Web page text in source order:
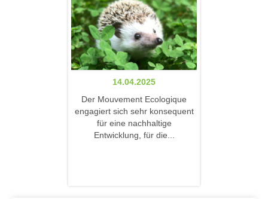
14.04.2025
Der Mouvement Ecologique
engagiert sich sehr konsequent
für eine nachhaltige
Entwicklung, für die...